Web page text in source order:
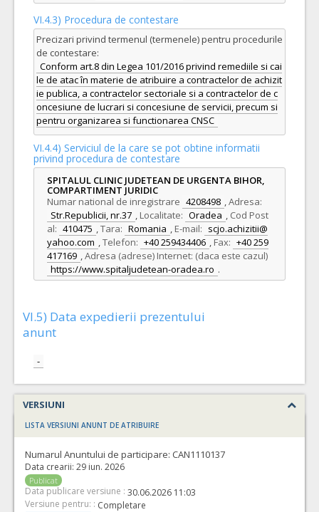
VI.4.3) Procedura de contestare
Precizari privind termenul (termenele) pentru procedurile
de contestare:
Conform art.8 din Legea 101/2016 privind remediile si cai
le de atac în materie de atribuire a contractelor de achizit
ie publica, a contractelor sectoriale si a contractelor de c
oncesiune de lucrari si concesiune de servicii, precum si
pentru organizarea si functionarea CNSC
VI.4.4) Serviciul de la care se pot obtine informatii
privind procedura de contestare
SPITALUL CLINIC JUDETEAN DE URGENTA BIHOR,
COMPARTIMENT JURIDIC
Numar national de inregistrare 4208498 ,Adresa:
Str.Republicii, nr.37 , Localitate: Oradea , Cod Post
al: 410475 ,Tara: Romania , E-mail: scjo.achizitii@
yahoo.com ,Telefon: +40 259434406 , Fax: +40 259
417169 ,Adresa (adrese) Internet: (daca este cazul)
https://www.spitaljudetean-oradea.ro .
VI.5) Data expedierii prezentului
anunt
-
VERSIUNI
LISTA VERSIUNI ANUNT DE ATRIBUIRE
Numarul Anuntului de participare: CAN1110137
Data crearii: 29 iun. 2026
Publicat
Data publicare versiune : 30.06.2026 11:03
Versiune pentru: : Completare